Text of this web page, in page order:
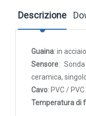
SL4100-
in PVC di 1 mt
Descrizione
Guaina: in
Sensore:
ceramica,
Cavo: PVC / PVC
Temperatura di
Flussostati
Misuratori di portata
Sonde di livello